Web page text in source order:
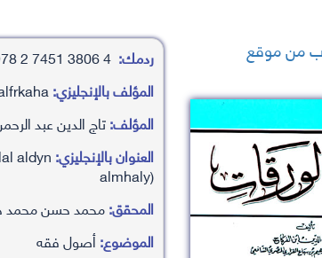
من موقع ردمك: 4 3806 7451 2 978
المؤلف بالإنجليزي:taj aldyn ’abd alrhamn bn ’ibrahym/abn alfrkaha
المؤلف:تاج الدين عبد
العنوان بالإنجليزي:aldyn
almhaly)
المحقق:محمد حسن محمد
الموضوع:أصول فقه